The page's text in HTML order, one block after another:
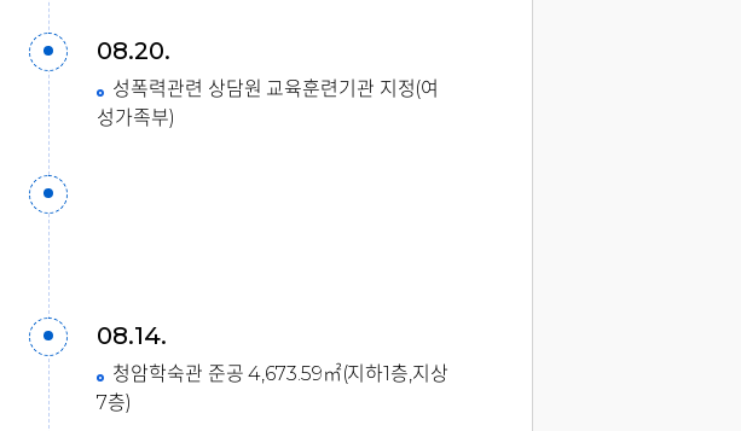
08.20.
성폭력관련 상담원 교육훈련기관 지정(여
성가족부)
08.14.
청암학숙관 준공 4,673.59㎡(지하1층,지상
7층)